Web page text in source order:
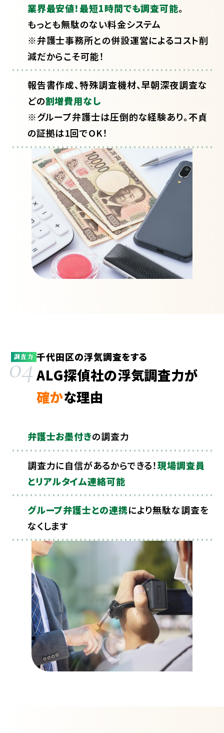
業界最安値！最短1時間でも調査可能。
もっとも無駄のない料金システム
※弁護士事務所との併設運営によるコスト削
減だからこそ可能！
報告書作成、特殊調査機材、早朝深夜調査な
どの割増費用なし
※グループ弁護士は圧倒的な経験あり。不貞
の証拠は1回でOK！
調査力
04千代田区の浮気調査をする
ALG探偵社の浮気調査力が
確かな理由
弁護士お墨付きの調査力
調査力に自信があるからできる！現場調査員
とリアルタイム連絡可能
グループ弁護士との連携により無駄な調査を
なくします